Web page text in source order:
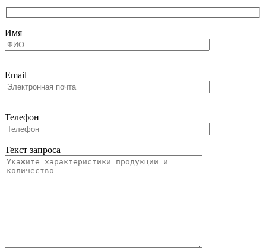
Имя
Email
Телефон
Текст запроса